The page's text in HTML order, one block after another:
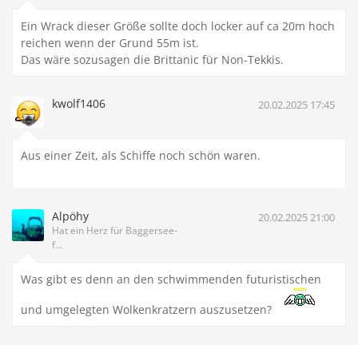
Ein Wrack dieser Größe sollte doch locker auf ca 20m hoch
reichen wenn der Grund 55m ist.
Das wäre sozusagen die Brittanic für Non-Tekkis.
kwolf1406 20.02.2025 17:45
Aus einer Zeit, als Schiffe noch schön waren.
Alpöhy
Hat ein Herz für Baggersee-
f...
20.02.2025 21:00
Was gibt es denn an den schwimmenden futuristischen
und umgelegten Wolkenkratzern auszusetzen?